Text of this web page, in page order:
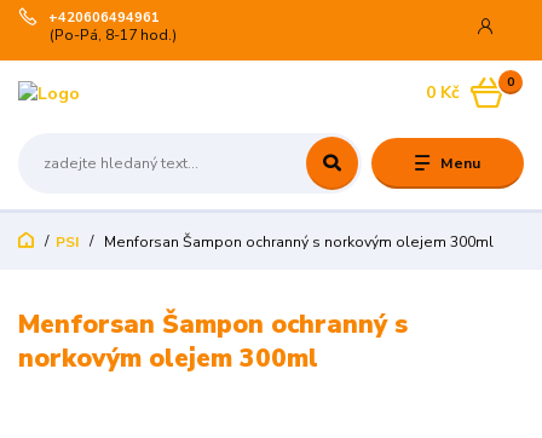
Menu
+420606494961
(Po-Pá, 8-17 hod.)
0
0 Kč
PSI Menforsan Šampon ochranný s norkovým olejem 300ml
Menforsan Šampon ochranný s
norkovým olejem 300ml